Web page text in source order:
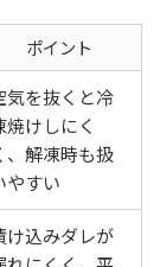
ポイント
気を抜くと冷
焼けしにく
、解凍時も扱
やすい
け込みダレが